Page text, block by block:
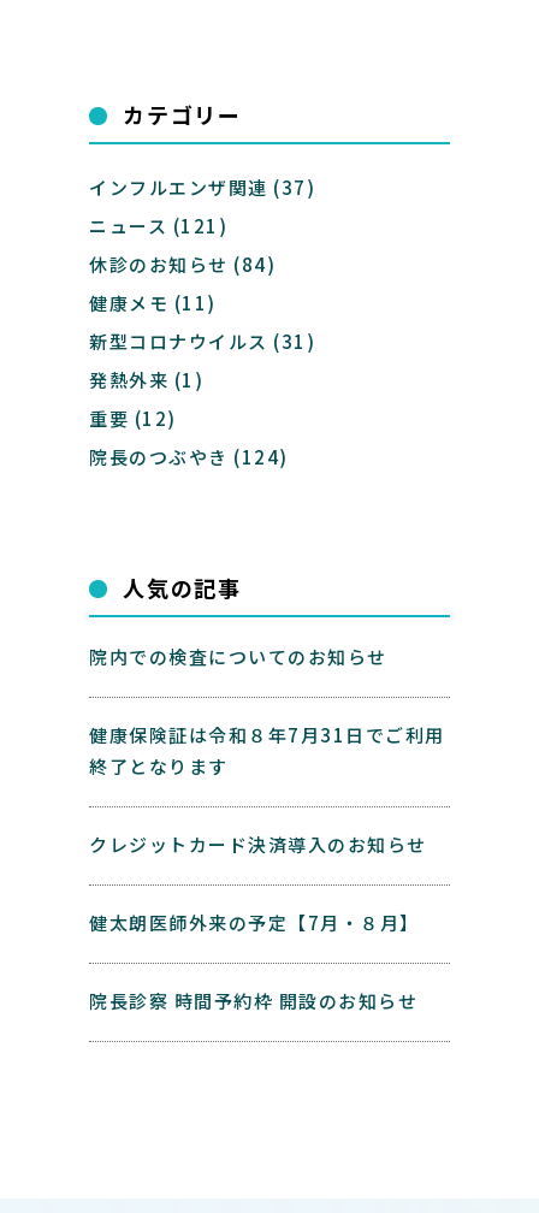
カテゴリー
インフルエンザ関連 (37)
ニュース (121)
休診のお知らせ (84)
健康メモ (11)
新型コロナウイルス (31)
発熱外来 (1)
重要 (12)
院長のつぶやき (124)
人気の記事
院内での検査についてのお知らせ
健康保険証は令和８年7月31日でご利用
終了となります
クレジットカード決済導入のお知らせ
健太朗医師外来の予定【7月・８月】
院長診察 時間予約枠 開設のお知らせ